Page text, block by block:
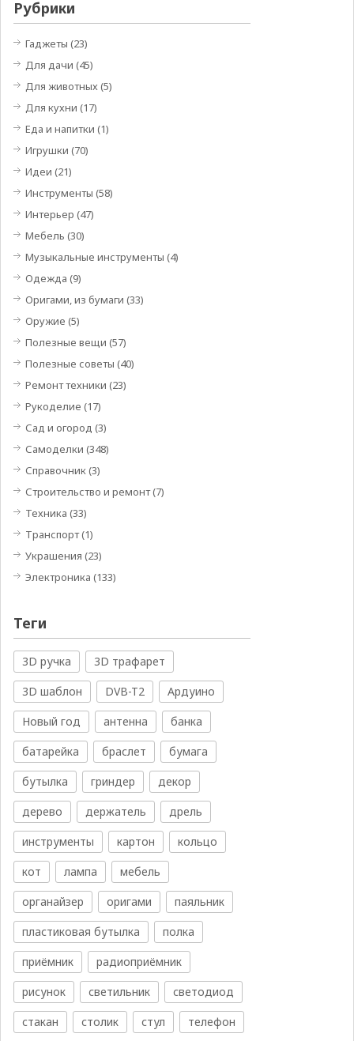
Рубрики
Гаджеты (23)
Для дачи (45)
Для животных(5)
Для кухни (17)
Еда и напитки (1)
Игрушки (70)
Идеи (21)
Инструменты (58)
Интерьер (47)
Мебель (30)
Музыкальные инструменты (4)
Одежда (9)
Оригами, из бумаги (33)
Оружие (5)
Полезные вещи (57)
Полезные советы (40)
Ремонт техники (23)
Рукоделие (17)
Сад и огород (3)
Самоделки (348)
Справочник(3)
Строительство и ремонт(7)
Техника (33)
Транспорт(1)
Украшения (23)
Электроника (133)
Теги
3D ручка
3D трафарет
3D шаблон
DVB-T2
Ардуино
Новый год
антенна
банка
батарейка
браслет
бумага
бутылка
гриндер
декор
дерево
держатель
дрель
инструменты
картон
кольцо
кот
лампа
мебель
органайзер
оригами
паяльник
пластиковая бутылка
полка
приёмник
радиоприёмник
рисунок
светильник
светодиод
стакан
столик стул
телефон